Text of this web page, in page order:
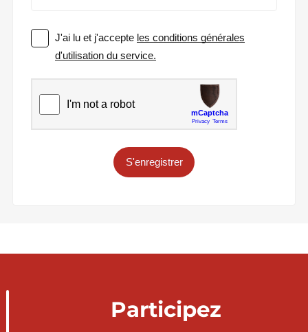
J'ai lu et j'accepte les conditions générales
d'utilisation du service.
S'enregistrer
Participez